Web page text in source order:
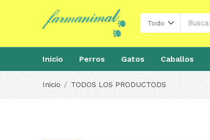
Todo
Inicio Perros Gatos Caballos
Inicio TODOS LOS PRODUCTODS